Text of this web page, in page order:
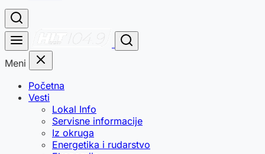
Meni
Početna
Vesti
Lokal Info
Servisne informacije
Iz okruga
Energetika i rudarstvo